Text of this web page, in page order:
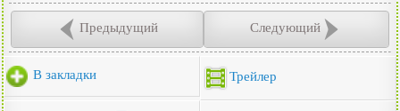
Предыдущий Следующий
В закладки Трейлер